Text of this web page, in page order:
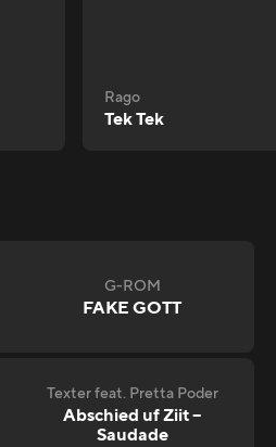
Rago
Tek Tek
G-ROM
FAKE GOTT
Texter feat. Pretta Poder
Abschied uf Ziit –
Saudade